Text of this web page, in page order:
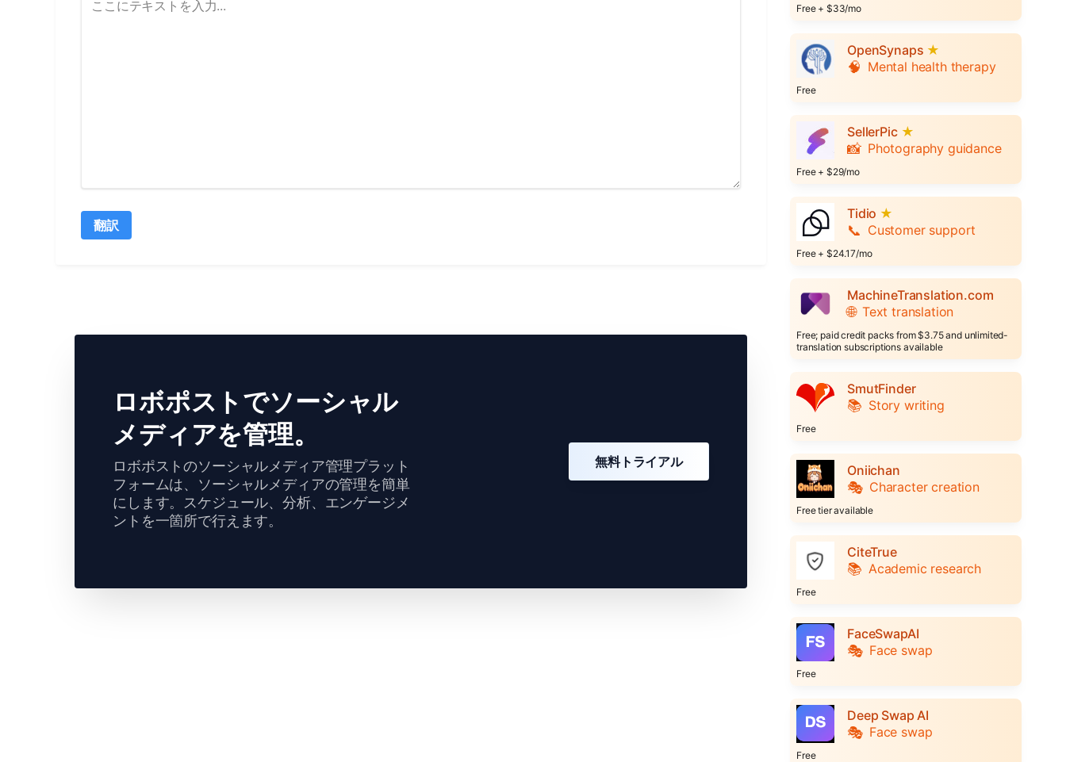
翻訳
ロボポストでソーシャル
メディアを管理。
ロボポストのソーシャルメディア管理プラット
フォームは、ソーシャルメディアの管理を簡単
にします。スケジュール、分析、エンゲージメ
ントを一箇所で行えます。
無料トライアル
Free + $33/mo
OpenSynaps ★
🧠 Mental health therapy
Free
SellerPic ★
📸 Photography guidance
Free + $29/mo
Tidio ★
📞 Customer support
Free + $24.17/mo
MachineTranslation.com
🌐 Text translation
Free; paid credit packs from $3.75 and unlimited-
translation subscriptions available
SmutFinder
📚 Story writing
Free
Oniichan
🎭 Character creation
Free tier available
CiteTrue
📚 Academic research
Free
FaceSwapAI
🎭 Face swap
Free
Deep Swap AI
🎭 Face swap
Free